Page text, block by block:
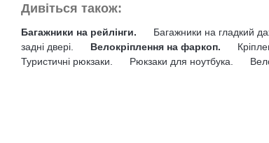
Дивіться також:
Багажники на рейлінги. Багажники на гладкий
задні двері.
Велокріплення на фаркоп.
Туристичні рюкзаки.
Рюкзаки для ноутбука.